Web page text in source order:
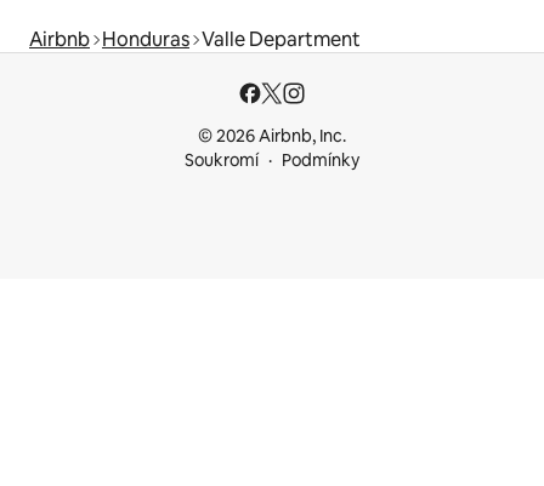
Airbnb Honduras Valle Department
© 2026 Airbnb, Inc.
Soukromí
Podmínky